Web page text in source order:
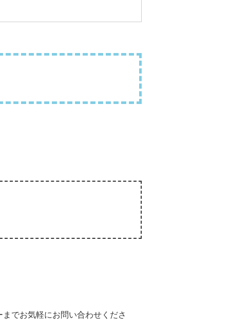
でお気軽にお問い合わせくださ